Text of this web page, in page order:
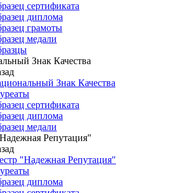
сертификата
диплома
грамоты
медали
Знак Качества
Знак Качества
сертификата
диплома
медали
Репутация"
"Надежная Репутация"
диплома